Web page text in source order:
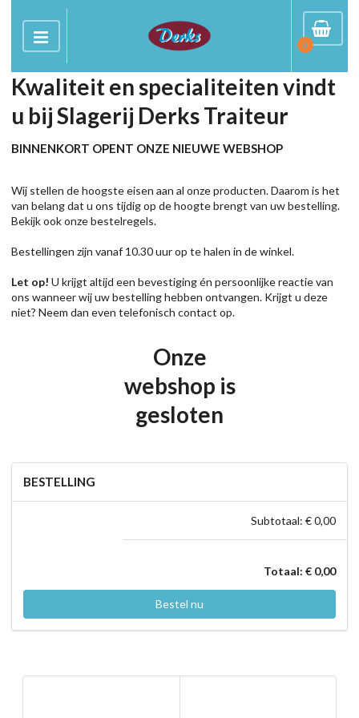
0
Kwaliteit en specialiteiten vindt
u bij Slagerij Derks Traiteur
BINNENKORT OPENT ONZE NIEUWE WEBSHOP
Wij stellen de hoogste eisen aan al onze producten. Daarom is het
van belang dat u ons tijdig op de hoogte brengt van uw bestelling.
Bekijk ook onze bestelregels.
Bestellingen zijn vanaf 10.30 uur op te halen in de winkel.
Let op! U krijgt altijd een bevestiging én persoonlijke reactie van
ons wanneer wij uw bestelling hebben ontvangen. Krijgt u deze
niet? Neem dan even telefonisch contact op.
Onze
webshop is
gesloten
BESTELLING
Subtotaal: € 0,00
Totaal: € 0,00
Bestel nu